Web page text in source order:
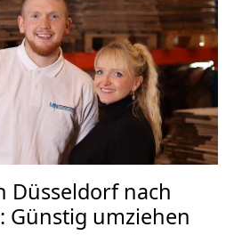
Düsseldorf nach
Günstig umziehen